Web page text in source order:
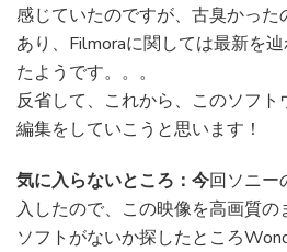
感じていたのですが、古臭かっ
あり、Filmoraに関しては最新を
たようです。。。
反省して、これから、このソフ
編集をしていこうと思います！
気に入らないところ：今回ソニー
入したので、この映像を高画質
ソフトがないか探したところ